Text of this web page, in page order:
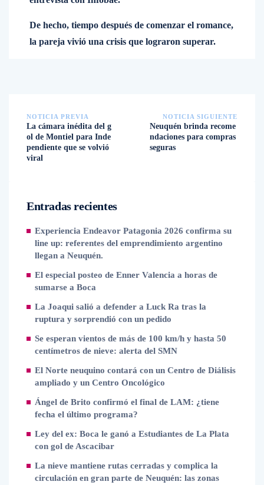
De hecho, tiempo después de comenzar el romance,
la pareja vivió una crisis que lograron superar.
NOTICIA PREVIA
La cámara inédita del g
ol de Montiel para Inde
pendiente que se volvió
viral
NOTICIA SIGUIENTE
Neuquén brinda recome
ndaciones para compras
seguras
Entradas recientes
Experiencia Endeavor Patagonia 2026 confirma su
line up: referentes del emprendimiento argentino
llegan a Neuquén.
El especial posteo de Enner Valencia a horas de
sumarse a Boca
La Joaqui salió a defender a Luck Ra tras la
ruptura y sorprendió con un pedido
Se esperan vientos de más de 100 km/h y hasta 50
centímetros de nieve: alerta del SMN
El Norte neuquino contará con un Centro de Diálisis
ampliado y un Centro Oncológico
Ángel de Brito confirmó el final de LAM: ¿tiene
fecha el último programa?
Ley del ex: Boca le ganó a Estudiantes de La Plata
con gol de Ascacibar
La nieve mantiene rutas cerradas y complica la
circulación en gran parte de Neuquén: las zonas